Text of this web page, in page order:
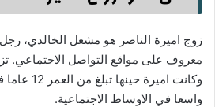
زوج اميرة الناصر هو مشعل الخالدي،
وكانت اميرة
واسعا في الاوساط الاجتماعية.